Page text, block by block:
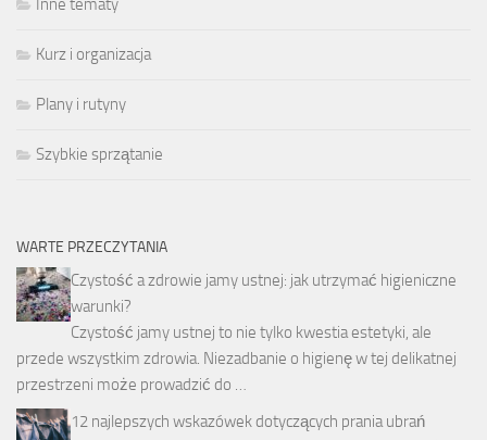
Inne tematy
Kurz i organizacja
Plany i rutyny
Szybkie sprzątanie
WARTE PRZECZYTANIA
Czystość a zdrowie jamy ustnej: jak utrzymać higieniczne
warunki?
Czystość jamy ustnej to nie tylko kwestia estetyki, ale
przede wszystkim zdrowia. Niezadbanie o higienę w tej delikatnej
przestrzeni może prowadzić do …
12 najlepszych wskazówek dotyczących prania ubrań